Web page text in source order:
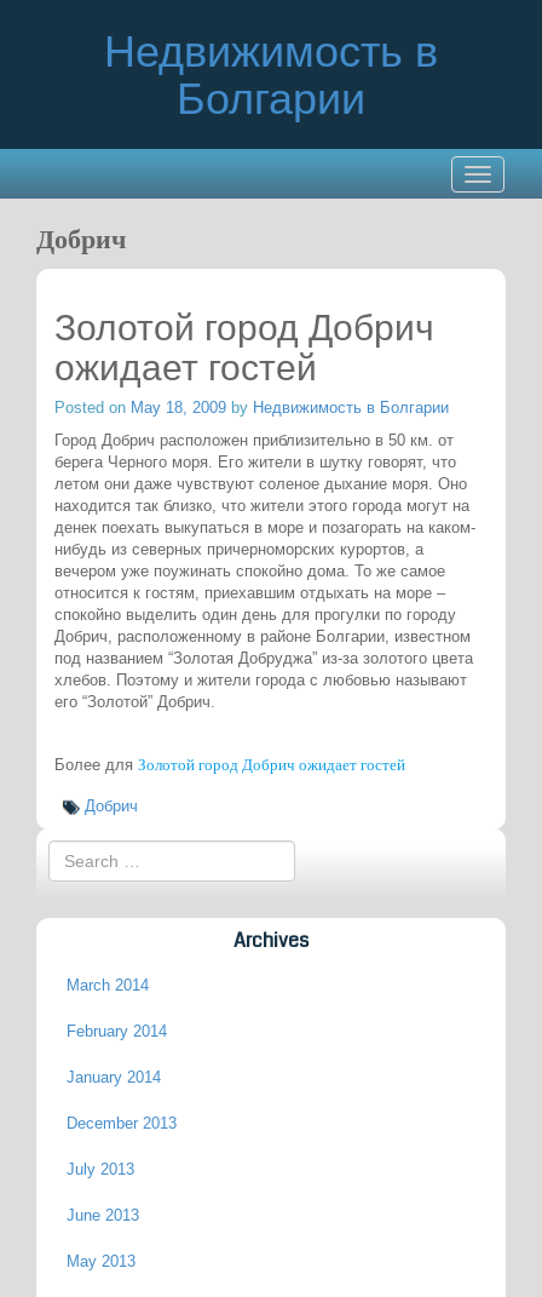
Недвижимость в
Болгарии
Toggle
Добрич
Золотой город Добрич
ожидает гостей
Posted on May 18, 2009 by Недвижимость в Болгарии
Город Добрич расположен приблизительно в 50 км. от
берега Черного моря. Его жители в шутку говорят, что
летом они даже чувствуют соленое дыхание моря. Оно
находится так близко, что жители этого города могут на
денек поехать выкупаться в море и позагорать на каком-
нибудь из северных причерноморских курортов, а
вечером уже поужинать спокойно дома. То же самое
относится к гостям, приехавшим отдыхать на море –
спокойно выделить один день для прогулки по городу
Добрич, расположенному в районе Болгарии, известном
под названием “Золотая Добруджа” из-за золотого цвета
хлебов. Поэтому и жители города с любовью называют
его “Золотой” Добрич.
Более для Золотой город Добрич ожидает гостей
Добрич
Archives
March 2014
February 2014
January 2014
December 2013
July 2013
June 2013
May 2013